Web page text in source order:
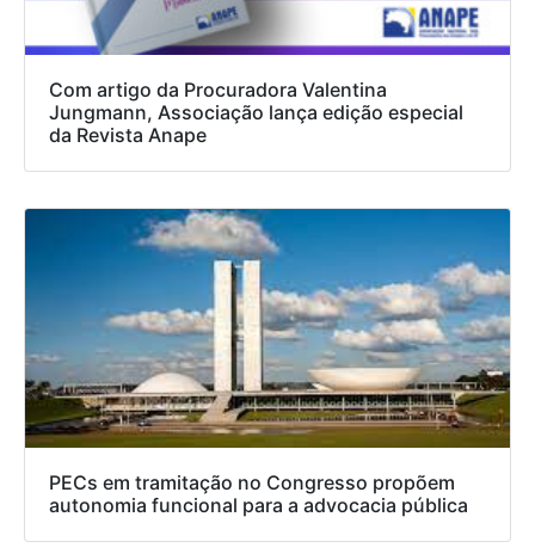
Com artigo da Procuradora Valentina
Jungmann, Associação lança edição especial
da Revista Anape
PECs em tramitação no Congresso propõem
autonomia funcional para a advocacia pública